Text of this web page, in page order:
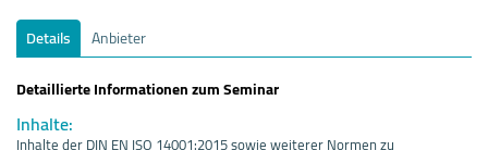
Details
Anbieter
Detaillierte Informationen zum Seminar
Inhalte:
Inhalte der DIN EN ISO 14001:2015 sowie weiterer Normen zu